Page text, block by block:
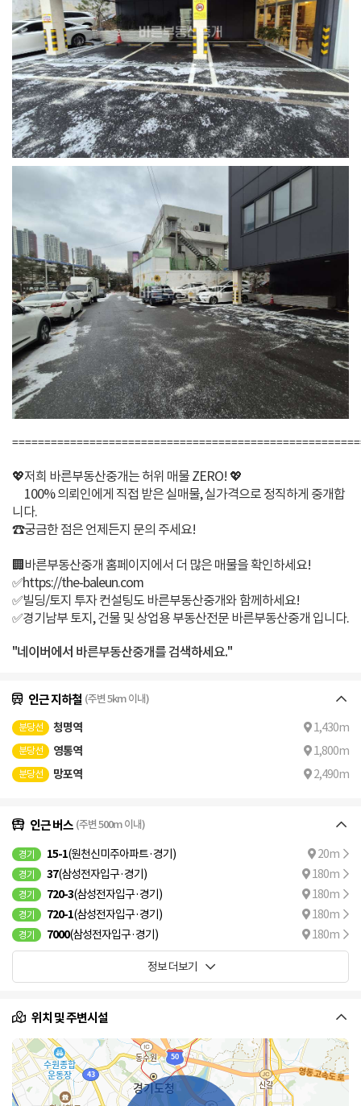
💖저희 바른부동산중개는 허위 매물 ZERO! 💖
100% 의뢰인에게 직접 받은 실매물, 실가격으로 정직하게 중개합
니다.
☎️궁금한 점은 언제든지 문의 주세요!
🏢바른부동산중개 홈페이지에서 더 많은 매물을 확인하세요!
✅https://the-baleun.com
✅빌딩/토지 투자 컨설팅도 바른부동산중개와 함께하세요!
✅경기남부 토지, 건물 및 상업용 부동산전문 바른부동산중개 입니다.
"네이버에서 바른부동산중개를 검색하세요."
인근 지하철 (주변 5km 이내)
분당선 청명역 1,430m
분당선 영통역 1,800m
분당선 망포역 2,490m
인근 버스 (주변 500m 이내)
경기 15-1(원천신미주아파트·경기) 20m
경기 37(삼성전자입구·경기) 180m
경기 720-3(삼성전자입구·경기) 180m
경기 720-1(삼성전자입구·경기) 180m
경기 7000(삼성전자입구·경기) 180m
정보 더보기
위치 및 주변시설